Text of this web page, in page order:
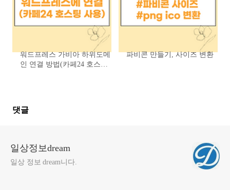
워드프레스 가비아 하위도메
인 연결 방법(카페24 호스팅
파비콘 만들기, 사이즈 변환
댓글
일상정보dream
일상 정보 dream니다.